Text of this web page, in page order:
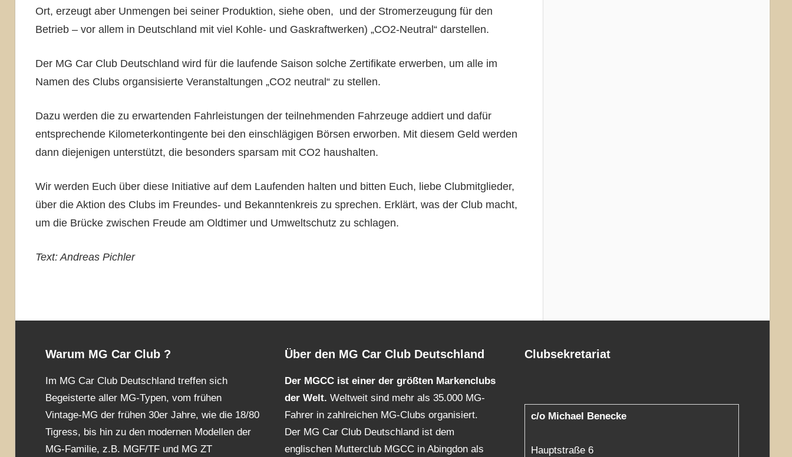
Ort, erzeugt aber Unmengen bei seiner Produktion, siehe oben, und der Stromerzeugung für den
Betrieb – vor allem in Deutschland mit viel Kohle- und Gaskraftwerken) „CO2-Neutral“ darstellen.
Der MG Car Club Deutschland wird für die laufende Saison solche Zertifikate erwerben, um alle im
Namen des Clubs organsisierte Veranstaltungen „CO2 neutral“ zu stellen.
Dazu werden die zu erwartenden Fahrleistungen der teilnehmenden Fahrzeuge addiert und dafür
entsprechende Kilometerkontingente bei den einschlägigen Börsen erworben. Mit diesem Geld werden
dann diejenigen unterstützt, die besonders sparsam mit CO2 haushalten.
Wir werden Euch über diese Initiative auf dem Laufenden halten und bitten Euch, liebe Clubmitglieder,
über die Aktion des Clubs im Freundes- und Bekanntenkreis zu sprechen. Erklärt, was der Club macht,
um die Brücke zwischen Freude am Oldtimer und Umweltschutz zu schlagen.
Text: Andreas Pichler
Warum MG Car Club ?
Im MG Car Club Deutschland treffen sich
Begeisterte aller MG-Typen, vom frühen
Vintage-MG der frühen 30er Jahre, wie die 18/80
Tigress, bis hin zu den modernen Modellen der
MG-Familie, z.B. MGF/TF und MG ZT
Über den MG Car Club Deutschland
Der MGCC ist einer der größten Markenclubs
der Welt.Weltweit sind mehr als 35.000 MG-
Fahrer in zahlreichen MG-Clubs organisiert.
Der MG Car Club Deutschland ist dem
englischen Mutterclub MGCC in Abingdon als
Clubsekretariat
c/o Michael Benecke
Hauptstraße 6